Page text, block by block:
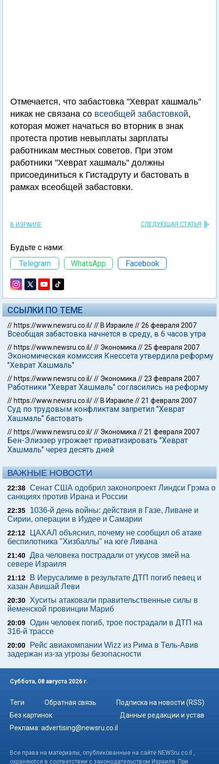
Отмечается, что забастовка "Хеврат хашмаль"
никак не связана со всеобщей забастовкой,
которая может начаться во вторник в знак
протеста против невыплаты зарплаты
работникам местных советов. При этом
работники "Хеврат хашмаль" должны
присоединиться к Гистадруту и бастовать в
рамках всеобщей забастовки.
В ИЗРАИЛЕ СЛЕДУЮЩАЯ СТАТЬЯ
Будьте с нами:
Telegram
WhatsApp Facebook
ССЫЛКИ ПО ТЕМЕ
// https://www.newsru.co.il/// В Израиле //26 февраля 2007
Всеобщая забастовка начнется в среду, в 6 часов утра
// https://www.newsru.co.il/// Экономика //25 февраля 2007
Экономическая комиссия Кнессета утвердила реформу
"Хеврат Хашмаль"
// https://www.newsru.co.il/// Экономика //23 февраля 2007
Работники "Хеврат Хашмаль" согласились на реформу
// https://www.newsru.co.il/// В Израиле //21 февраля 2007
Суд по трудовым конфликтам запретил "Хеврат
Хашмаль" бастовать
// https://www.newsru.co.il/// Экономика //21 февраля 2007
Бен-Элиэзер угрожает приватизировать "Хеврат
Хашмаль" через десять дней
ВАЖНЫЕ НОВОСТИ
22:38 Сенат США одобрил законопроект Линдси Грэма о
санкциях против Ирана и России
22:35
1036-й день войны: действия в Газе, Ливане и
Сирии, операции в Иудее и Самарии
22:12
ЦАХАЛ объяснил, почему не сообщил об атаке
беспилотника "Хизбаллы" на юге Ливана
21:40 Два человека пострадали от укусов змей на
севере Израиля
21:12
В Иерусалиме в результате ДТП погиб певец и
хазан Авишай Леви
20:30
Хуситы атаковали правительственные силы в
йеменской провинции Мариб
20:09 Один человек погиб, трое пострадали в ДТП на
316-й трассе
20:00
Рейс авиакомпании Wizz из Рима в Тель-Авив
задержан из-за угрозы безопасности
Суббота, 08 августа 2026 г.
Теги Обратная связь
Подписка на новости (RSS)
Без картинок
Данные редакции и устав
Реклама: advertising@newsru.co.il
Все права на материалы, опубликованные на сайте NEWSru.co.il ,
охраняются в соответствии с законодательством Израиля. При